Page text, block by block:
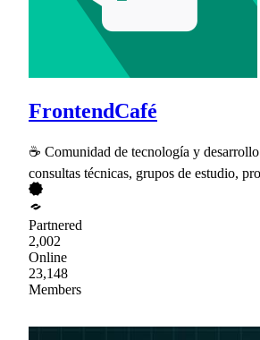
FrontendCafé
☕ Comunidad de tecnología y
consultas técnicas, grupos de estudio,
Partnered
2,002
Online
23,148
Members